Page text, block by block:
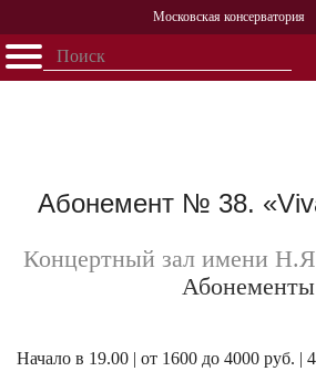
Московская консерватория
Открыть - закрыть
Абонемент № 38.
Концертный зал имени
Абонементы
Начало в 19.00 | от 1600 до 4000 руб. |